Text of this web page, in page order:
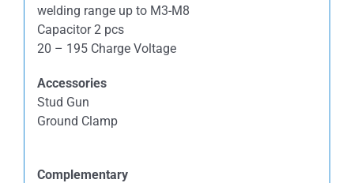
welding range up to M3-M8
Capacitor 2 pcs
20 – 195 Charge Voltage
Accessories
Stud Gun
Ground Clamp
Complementary